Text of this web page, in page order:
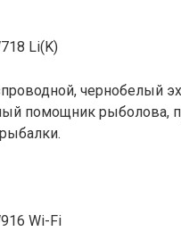
Li(K)
чернобелый
помощник рыболова,
Wi-Fi